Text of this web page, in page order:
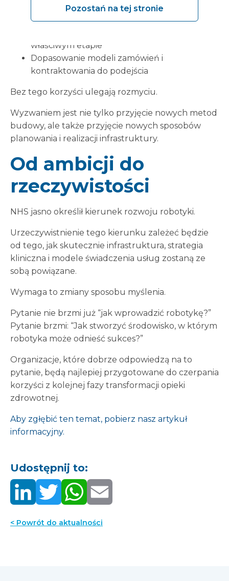
W stosownych przypadkach stosowanie
standardowych podejść
właściwym etapie
Dopasowanie modeli zamówień i
kontraktowania do podejścia
Bez tego korzyści ulegają rozmyciu.
Wyzwaniem jest nie tylko przyjęcie nowych metod
budowy, ale także przyjęcie nowych sposobów
planowania i realizacji infrastruktury.
Od ambicji do
rzeczywistości
NHS jasno określił kierunek rozwoju robotyki.
Urzeczywistnienie tego kierunku zależeć będzie
od tego, jak skutecznie infrastruktura, strategia
kliniczna i modele świadczenia usług zostaną ze
sobą powiązane.
Wymaga to zmiany sposobu myślenia.
Pytanie nie brzmi już “jak wprowadzić robotykę?”
Pytanie brzmi: “Jak stworzyć środowisko, w którym
robotyka może odnieść sukces?”
Organizacje, które dobrze odpowiedzą na to
pytanie, będą najlepiej przygotowane do czerpania
korzyści z kolejnej fazy transformacji opieki
zdrowotnej.
Aby zgłębić ten temat, pobierz nasz artykuł
informacyjny.
Udostępnij to:
< Powrót do aktualności
Pozostań na tej stronie